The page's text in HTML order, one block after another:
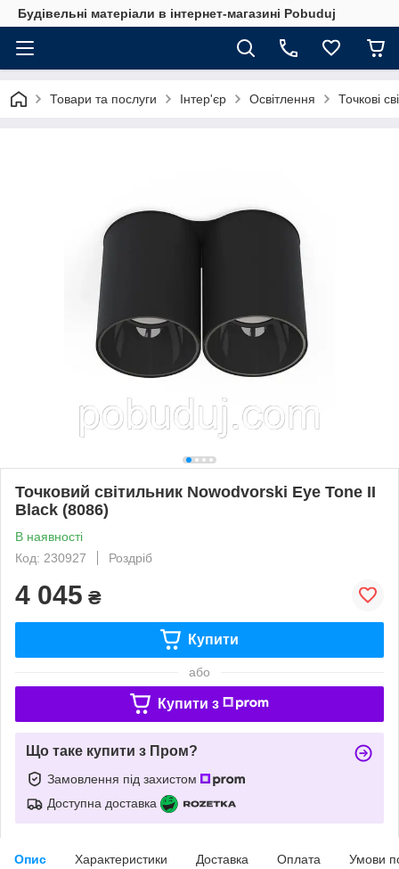
Будівельні матеріали в інтернет-магазині Pobuduj
Товари та послуги Інтер'єр Освітлення Точкові
Точковий світильник Nowodvorski Eye Tone II
Black (8086)
В наявності
Код: 230927
Роздріб
4 045 ₴
Купити
або
Купити з
Що таке купити з Пром?
Замовлення під захистом
Доступна доставка
Опис Характеристики Доставка Оплата Умови